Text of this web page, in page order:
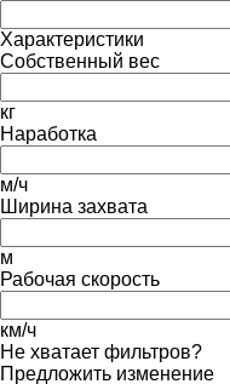
Характеристики
Собственный вес
кг
Наработка
м/ч
Ширина захвата
м
Рабочая скорость
км/ч
Не хватает фильтров?
Предложить изменение